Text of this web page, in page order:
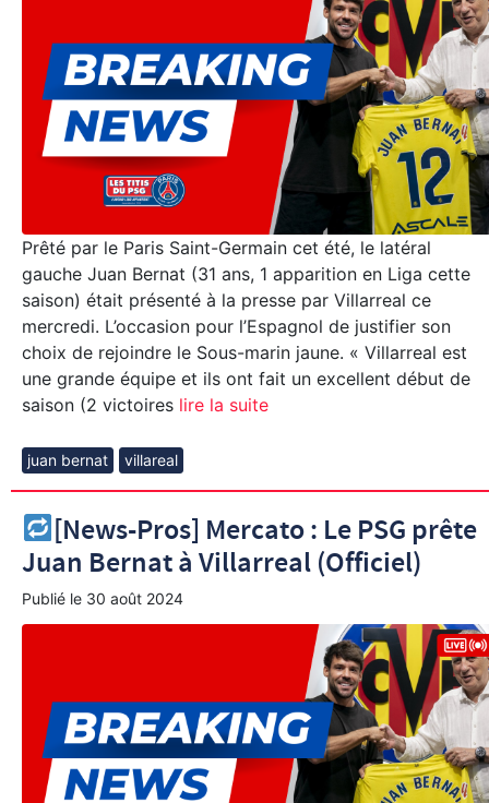
Prêté par le Paris Saint-Germain cet été, le latéral
gauche Juan Bernat (31 ans, 1 apparition en Liga cette
saison) était présenté à la presse par Villarreal ce
mercredi. L’occasion pour l’Espagnol de justifier son
choix de rejoindre le Sous-marin jaune. « Villarreal est
une grande équipe et ils ont fait un excellent début de
saison (2 victoires lire la suite
juan bernat villareal
[News-Pros] Mercato : Le PSG prête
Juan Bernat à Villarreal (Officiel)
Publié le 30 août 2024